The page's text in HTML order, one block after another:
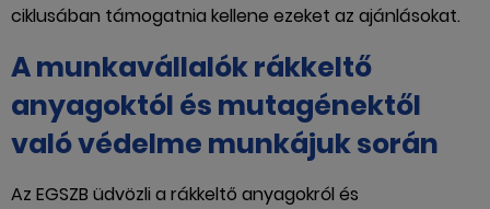
ciklusában támogatnia kellene ezeket az ajánlásokat.
A munkavállalók rákkeltő
anyagoktól és mutagénektől
való védelme munkájuk során
Az EGSZB üdvözli a rákkeltő anyagokról és